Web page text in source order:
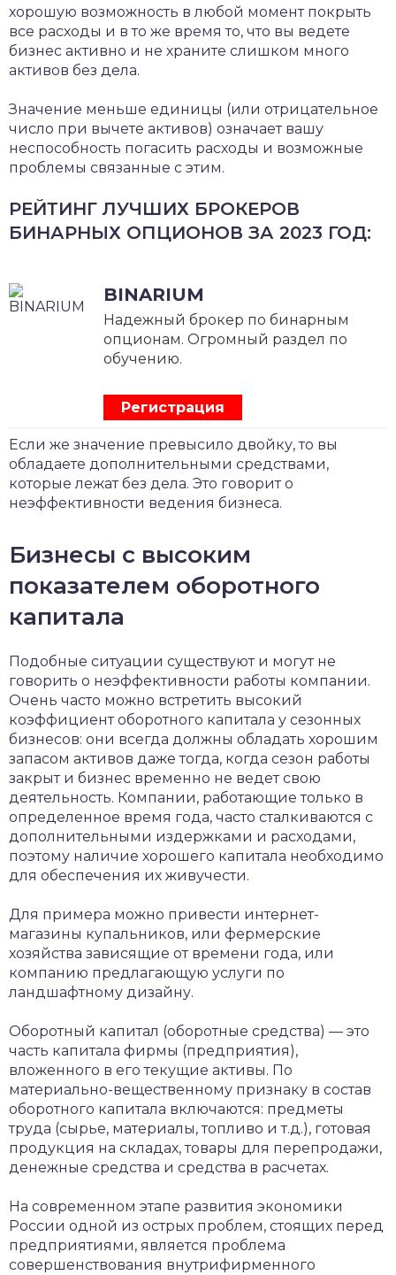
хорошую возможность в любой момент покрыть
все расходы и в то же время то, что вы ведете
бизнес активно и не храните слишком много
активов без дела.
Значение меньше единицы (или отрицательное
число при вычете активов) означает вашу
неспособность погасить расходы и возможные
проблемы связанные с этим.
РЕЙТИНГ ЛУЧШИХ БРОКЕРОВ
БИНАРНЫХ ОПЦИОНОВ ЗА 2023 ГОД:
BINARIUM
Надежный брокер по бинарным
опционам. Огромный раздел по
обучению.
Регистрация
Если же значение превысило двойку, то вы
обладаете дополнительными средствами,
которые лежат без дела. Это говорит о
неэффективности ведения бизнеса.
Бизнесы с высоким
показателем оборотного
капитала
Подобные ситуации существуют и могут не
говорить о неэффективности работы компании.
Очень часто можно встретить высокий
коэффициент оборотного капитала у сезонных
бизнесов: они всегда должны обладать хорошим
запасом активов даже тогда, когда сезон работы
закрыт и бизнес временно не ведет свою
деятельность. Компании, работающие только в
определенное время года, часто сталкиваются с
дополнительными издержками и расходами,
поэтому наличие хорошего капитала необходимо
для обеспечения их живучести.
Для примера можно привести интернет-
магазины купальников, или фермерские
хозяйства зависящие от времени года, или
компанию предлагающую услуги по
ландшафтному дизайну.
Оборотный капитал (оборотные средства) — это
часть капитала фирмы (предприятия),
вложенного в его текущие активы. По
материально-вещественному признаку в состав
оборотного капитала включаются: предметы
труда (сырье, материалы, топливо и т.д.), готовая
продукция на складах, товары для перепродажи,
денежные средства и средства в расчетах.
На современном этапе развития экономики
России одной из острых проблем, стоящих перед
предприятиями, является проблема
совершенствования внутрифирменного